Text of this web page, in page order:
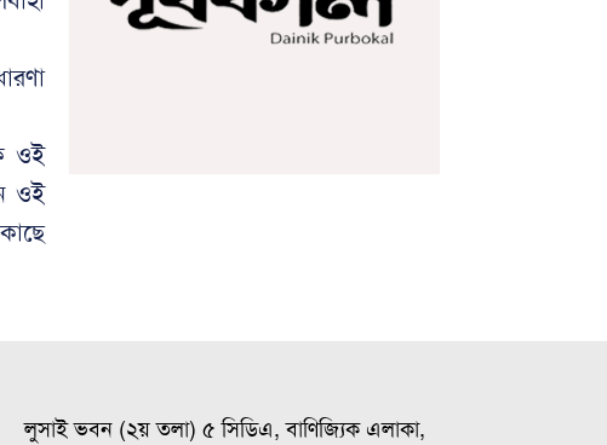
ওই
ওই
লুসাই ভবন (২য় তলা) ৫ সিডিএ, বাণিজ্যিক এলাকা,